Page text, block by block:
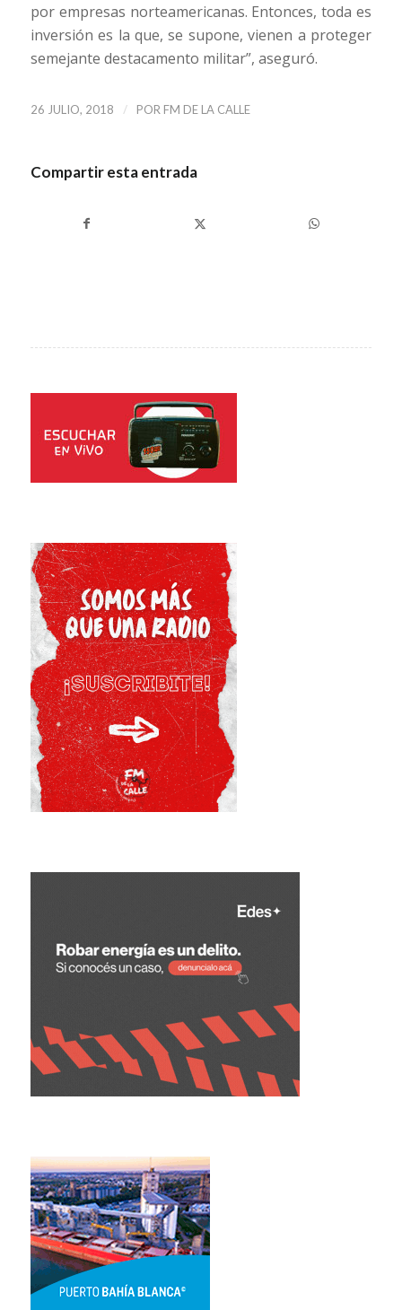
por empresas norteamericanas. Entonces, toda es
inversión es la que, se supone, vienen a proteger
semejante destacamento militar”, aseguró.
26 JULIO, 2018 / POR FM DE LA CALLE
Compartir esta entrada